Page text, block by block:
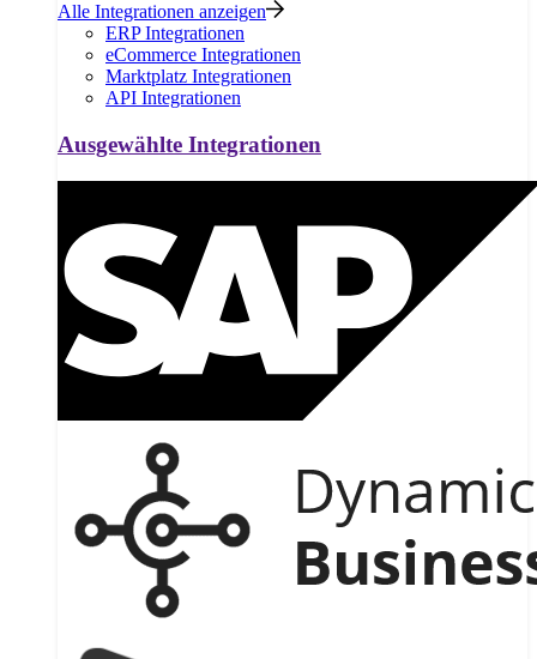
Alle Integrationen anzeigen
ERP Integrationen
eCommerce Integrationen
Marktplatz Integrationen
API Integrationen
Ausgewählte Integrationen